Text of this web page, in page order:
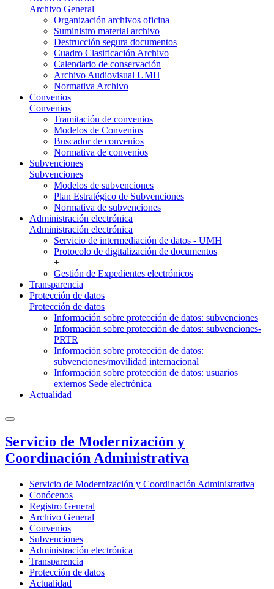
Archivo General
Organización archivos oficina
Suministro material archivo
Destrucción segura documentos
Cuadro Clasificación Archivo
Calendario de conservación
Archivo Audiovisual UMH
Normativa Archivo
Convenios
Convenios
Tramitación de convenios
Modelos de Convenios
Buscador de convenios
Normativa de convenios
Subvenciones
Subvenciones
Modelos de subvenciones
Plan Estratégico de Subvenciones
Normativa de subvenciones
Administración electrónica
Administración electrónica
Servicio de intermediación de datos - UMH
Protocolo de digitalización de documentos
+
Gestión de Expedientes electrónicos
Transparencia
Protección de datos
Protección de datos
Información sobre protección de datos: subvenciones
Información sobre protección de datos: subvenciones-
PRTR
Información sobre protección de datos:
subvenciones/movilidad internacional
Información sobre protección de datos: usuarios
externos Sede electrónica
Actualidad
Servicio de Modernización y
Coordinación Administrativa
Servicio de Modernización y Coordinación Administrativa
Conócenos
Registro General
Archivo General
Convenios
Subvenciones
Administración electrónica
Transparencia
Protección de datos
Actualidad